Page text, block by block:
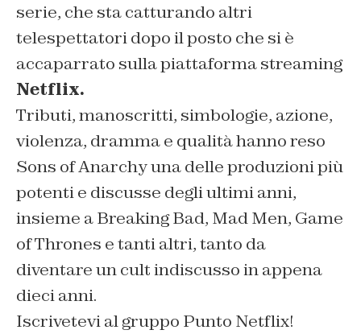
serie, che sta catturando altri
telespettatori dopo il posto che si è
accaparrato sulla piattaforma streaming
Netflix.
Tributi, manoscritti, simbologie, azione,
violenza, dramma e qualità hanno reso
Sons of Anarchy una delle produzioni più
potenti e discusse degli ultimi anni,
insieme a Breaking Bad, Mad Men, Game
of Thrones e tanti altri, tanto da
diventare un cult indiscusso in appena
dieci anni.
Iscrivetevi al gruppo Punto Netflix!